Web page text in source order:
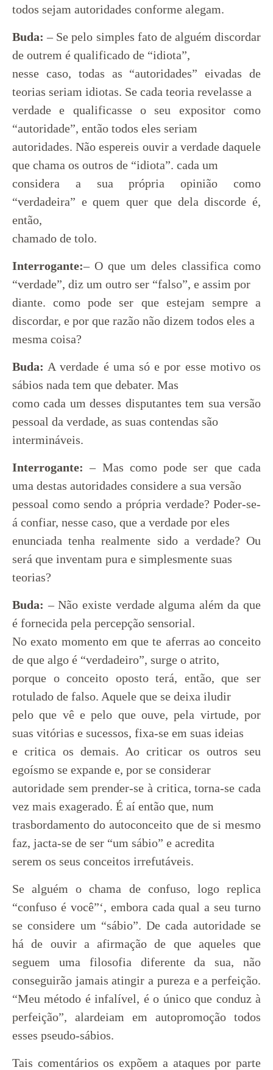
todos sejam autoridades conforme alegam.
Buda: – Se pelo simples fato de alguém discordar
de outrem é qualificado de “idiota”,
nesse caso, todas as “autoridades” eivadas de
teorias seriam idiotas. Se cada teoria revelasse a
verdade e qualificasse o seu expositor como
“autoridade”, então todos eles seriam
autoridades. Não espereis ouvir a verdade daquele
que chama os outros de “idiota”. cada um
considera a sua própria opinião como
“verdadeira” e quem quer que dela discorde é,
então,
chamado de tolo.
Interrogante:– O que um deles classifica como
“verdade”, diz um outro ser “falso”, e assim por
diante. como pode ser que estejam sempre a
discordar, e por que razão não dizem todos eles a
mesma coisa?
Buda: A verdade é uma só e por esse motivo os
sábios nada tem que debater. Mas
como cada um desses disputantes tem sua versão
pessoal da verdade, as suas contendas são
intermináveis.
Interrogante: – Mas como pode ser que cada
uma destas autoridades considere a sua versão
pessoal como sendo a própria verdade? Poder-se-
á confiar, nesse caso, que a verdade por eles
enunciada tenha realmente sido a verdade? Ou
será que inventam pura e simplesmente suas
teorias?
Buda:– Não existe verdade alguma além da que
é fornecida pela percepção sensorial.
No exato momento em que te aferras ao conceito
de que algo é “verdadeiro”, surge o atrito,
porque o conceito oposto terá, então, que ser
rotulado de falso. Aquele que se deixa iludir
pelo que vê e pelo que ouve, pela virtude, por
suas vitórias e sucessos, fixa-se em suas ideias
e critica os demais. Ao criticar os outros seu
egoísmo se expande e, por se considerar
autoridade sem prender-se à critica, torna-se cada
vez mais exagerado. É aí então que, num
trasbordamento do autoconceito que de si mesmo
faz, jacta-se de ser “um sábio” e acredita
serem os seus conceitos irrefutáveis.
Se alguém o chama de confuso, logo replica
“confuso é você”‘, embora cada qual a seu turno
se considere um “sábio”. De cada autoridade se
há de ouvir a afirmação de que aqueles que
seguem uma filosofia diferente da sua, não
conseguirão jamais atingir a pureza e a perfeição.
“Meu método é infalível, é o único que conduz à
perfeição”, alardeiam em autopromoção todos
esses pseudo-sábios.
Tais comentários os expõem a ataques por parte